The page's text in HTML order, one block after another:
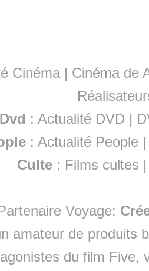
Cinéma | Cinéma de
Dvd : Actualité DVD |
:Actualité People
Culte : Films cultes
Voyage:
amateur de produits
du film Five,